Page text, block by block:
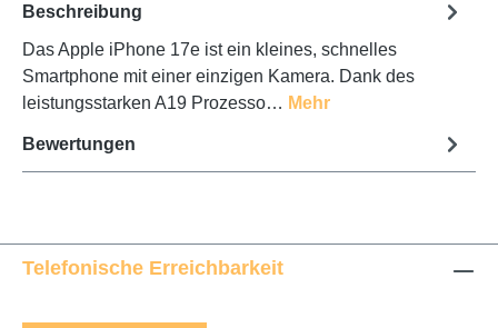
Beschreibung
Das Apple iPhone 17e ist ein kleines, schnelles
Smartphone mit einer einzigen Kamera. Dank des
leistungsstarken A19 Prozesso… Mehr
Bewertungen
Telefonische Erreichbarkeit